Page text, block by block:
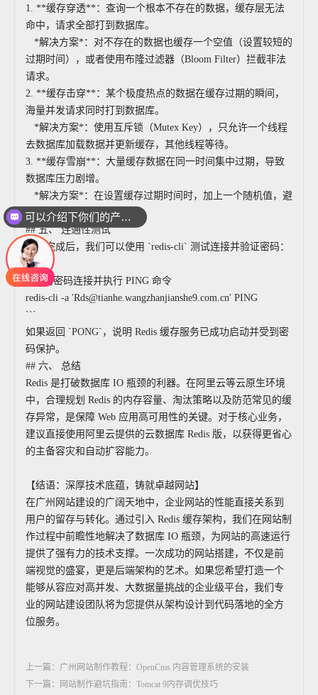
1. **缓存穿透**：查询一个根本不存在的数据，缓存层无法
命中，请求全部打到数据库。
*解决方案*：对不存在的数据也缓存一个空值（设置较短的
过期时间），或者使用布隆过滤器（Bloom Filter）拦截非法
请求。
2. **缓存击穿**：某个极度热点的数据在缓存过期的瞬间，
海量并发请求同时打到数据库。
*解决方案*：使用互斥锁（Mutex Key），只允许一个线程
去数据库加载数据并更新缓存，其他线程等待。
3. **缓存雪崩**：大量缓存数据在同一时间集中过期，导致
数据库压力剧增。
*解决方案*：在设置缓存过期时间时，加上一个随机值，避
免集中失效。
## 五、 连通性测试
配置完成后，我们可以使用 `redis-cli` 测试连接并验证密码：
```bash
# 使用密码连接并执行 PING 命令
redis-cli -a 'Rds@tianhe.wangzhanjianshe9.com.cn' PING
```
如果返回 `PONG`，说明 Redis 缓存服务已成功启动并受到密
码保护。
## 六、 总结
Redis 是打破数据库 IO 瓶颈的利器。在阿里云等云原生环境
中，合理规划 Redis 的内存容量、淘汰策略以及防范常见的缓
存异常，是保障 Web 应用高可用性的关键。对于核心业务，
建议直接使用阿里云提供的云数据库 Redis 版，以获得更省心
的主备容灾和自动扩容能力。
【结语：深厚技术底蕴，铸就卓越网站】
在广州网站建设的广阔天地中，企业网站的性能直接关系到
用户的留存与转化。通过引入 Redis 缓存架构，我们在网站制
作过程中前瞻性地解决了数据库 IO 瓶颈，为网站的高速运行
提供了强有力的技术支撑。一次成功的网站搭建，不仅是前
端视觉的盛宴，更是后端架构的艺术。如果您希望打造一个
能够从容应对高并发、大数据量挑战的企业级平台，我们专
业的网站建设团队将为您提供从架构设计到代码落地的全方
位服务。
上一篇：广州网站制作教程：OpenCms 内容管理系统的安装
下一篇：网站制作避坑指南：Tomcat 9内存调优技巧
可以介绍下你们的产品么